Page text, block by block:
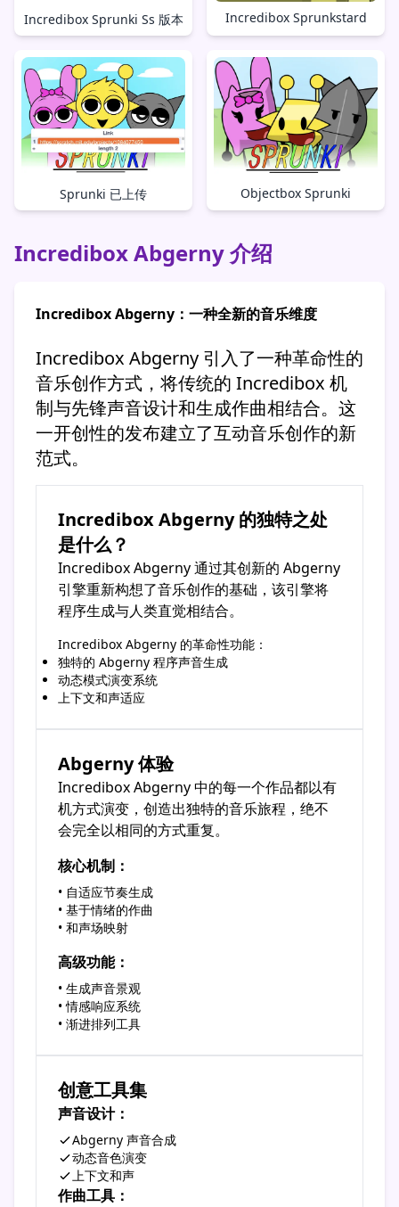
Incredibox Sprunki Ss 版本 Incredibox Sprunkstard
Sprunki 已上传 Objectbox Sprunki
Incredibox Abgerny 介绍
Incredibox Abgerny：一种全新的音乐维度
Incredibox Abgerny 引入了一种革命性的
音乐创作方式，将传统的 Incredibox 机
制与先锋声音设计和生成作曲相结合。这
一开创性的发布建立了互动音乐创作的新
范式。
Incredibox Abgerny 的独特之处
是什么？
Incredibox Abgerny 通过其创新的 Abgerny
引擎重新构想了音乐创作的基础，该引擎将
程序生成与人类直觉相结合。
Incredibox Abgerny 的革命性功能：
独特的 Abgerny 程序声音生成
动态模式演变系统
上下文和声适应
Abgerny 体验
Incredibox Abgerny 中的每一个作品都以有
机方式演变，创造出独特的音乐旅程，绝不
会完全以相同的方式重复。
核心机制：
• 自适应节奏生成
• 基于情绪的作曲
• 和声场映射
高级功能：
• 生成声音景观
• 情感响应系统
• 渐进排列工具
创意工具集
声音设计：
Abgerny 声音合成
动态音色演变
上下文和声
作曲工具：